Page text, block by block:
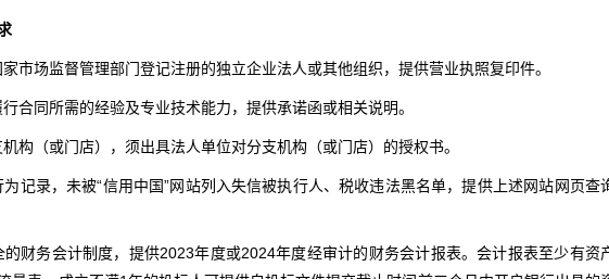
市场监督管理部门登记注册的独立企业法人或其他组织，提供营业执照复印件。
合同所需的经验及专业技术能力，提供承诺函或相关说明。
构（或门店），须出具法人单位对分支机构（或门店）的授权书。
记录，未被“信用中国”网站列入失信被执行人、税收违法黑名单，提供上述网站网页查
的财务会计制度，提供2023年度或2024年度经审计的财务会计报表。会计报表至少有资